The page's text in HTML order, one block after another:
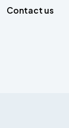
Contact us